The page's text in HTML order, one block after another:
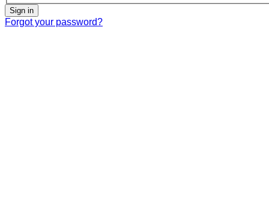
Sign in
Forgot your password?